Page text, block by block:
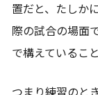
置だと、たしか
際の試合の場面
で構えているこ